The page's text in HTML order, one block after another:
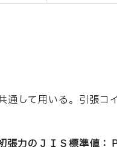
して用いる。引張コ
張力のＪＩＳ標準値：